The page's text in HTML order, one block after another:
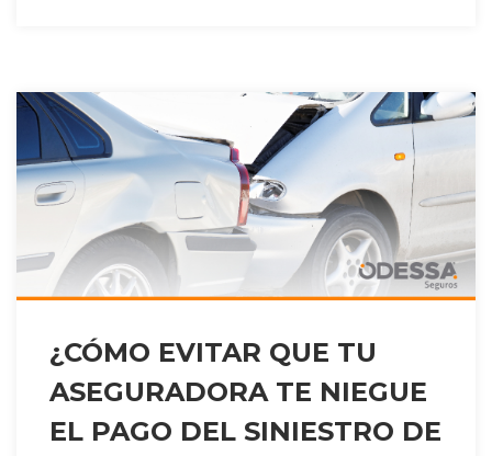
¿CÓMO EVITAR QUE TU
ASEGURADORA TE NIEGUE
EL PAGO DEL SINIESTRO DE